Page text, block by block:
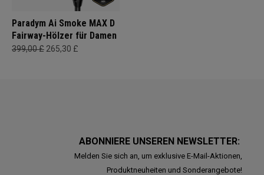
Paradym Ai Smoke MAX D
Fairway-Hölzer für Damen
399,00 £ 265,30 £
ABONNIERE UNSEREN NEWSLETTER:
Melden Sie sich an, um exklusive E-Mail-Aktionen,
Produktneuheiten und Sonderangebote!